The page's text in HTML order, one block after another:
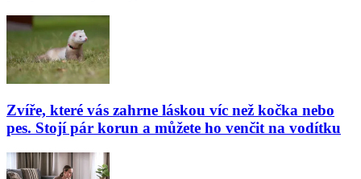
Zvíře, které vás zahrne láskou víc než kočka nebo
pes. Stojí pár korun a můžete ho venčit na vodítku